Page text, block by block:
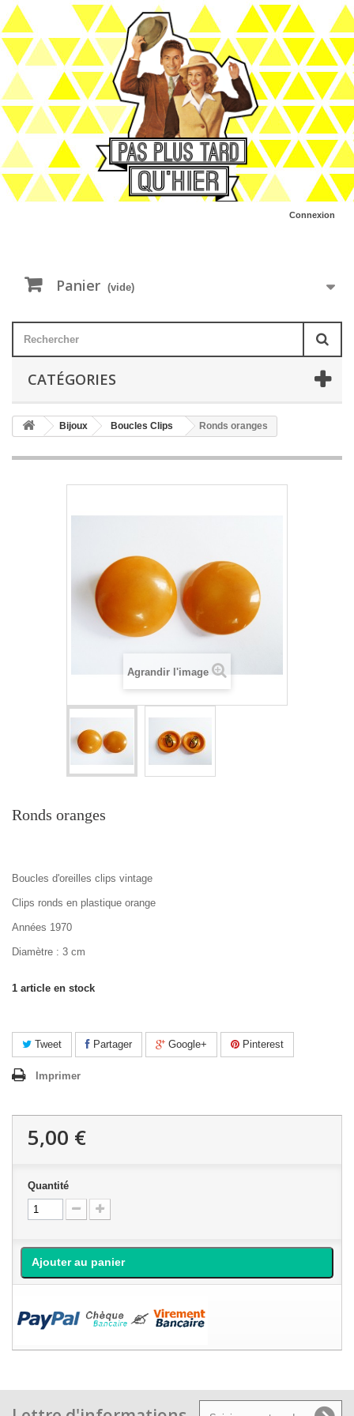
Connexion
Panier (vide)
CATÉGORIES
Bijoux Boucles Clips Ronds oranges
Agrandir l'image
Ronds oranges
Boucles d'oreilles clips vintage
Clips ronds en plastique orange
Années 1970
Diamètre : 3 cm
1 article en stock
Tweet Partager Google+ Pinterest
Imprimer
5,00 €
Quantité
Ajouter au panier